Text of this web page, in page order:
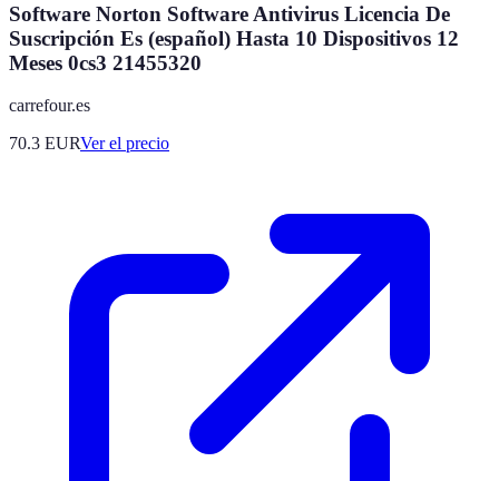
Software Norton Software Antivirus Licencia De
Suscripción Es (español) Hasta 10 Dispositivos 12
Meses 0cs3 21455320
carrefour.es
70.3 EURVer el precio